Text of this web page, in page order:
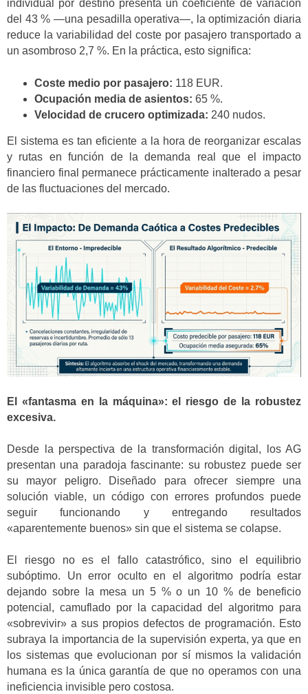
individual por destino presenta un coeficiente de variación
del 43 % —una pesadilla operativa—, la optimización diaria
reduce la variabilidad del coste por pasajero transportado a
un asombroso 2,7 %. En la práctica, esto significa:
Coste medio por pasajero: 118 EUR.
Ocupación media de asientos: 65 %.
Velocidad de crucero optimizada: 240 nudos.
El sistema es tan eficiente a la hora de reorganizar escalas
y rutas en función de la demanda real que el impacto
financiero final permanece prácticamente inalterado a pesar
de las fluctuaciones del mercado.
El «fantasma en la máquina»: el riesgo de la robustez
excesiva.
Desde la perspectiva de la transformación digital, los AG
presentan una paradoja fascinante: su robustez puede ser
su mayor peligro. Diseñado para ofrecer siempre una
solución viable, un código con errores profundos puede
seguir funcionando y entregando resultados
«aparentemente buenos» sin que el sistema se colapse.
El riesgo no es el fallo catastrófico, sino el equilibrio
subóptimo. Un error oculto en el algoritmo podría estar
dejando sobre la mesa un 5 % o un 10 % de beneficio
potencial, camuflado por la capacidad del algoritmo para
«sobrevivir» a sus propios defectos de programación. Esto
subraya la importancia de la supervisión experta, ya que en
los sistemas que evolucionan por sí mismos la validación
humana es la única garantía de que no operamos con una
ineficiencia invisible pero costosa.